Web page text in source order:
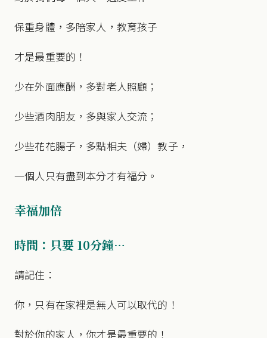
保重身體，多陪家人，教育孩子
才是最重要的！
少在外面應酬，多對老人照顧；
少些酒肉朋友，多與家人交流；
少些花花腸子，多點相夫（婦）教子，
一個人只有盡到本分才有福分。
幸福加倍
時間：只要 10分鐘…
請記住：
你，只有在家裡是無人可以取代的！
對於你的家人，你才是最重要的！